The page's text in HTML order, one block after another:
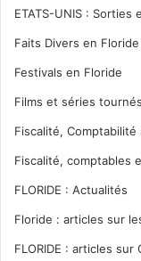
ETATS-UNIS : Sorties
Faits Divers en Floride
Festivals en Floride
Films et séries
Fiscalité, Comptabilité
Fiscalité, comptables
FLORIDE : Actualités
Floride : articles sur
FLORIDE : articles sur